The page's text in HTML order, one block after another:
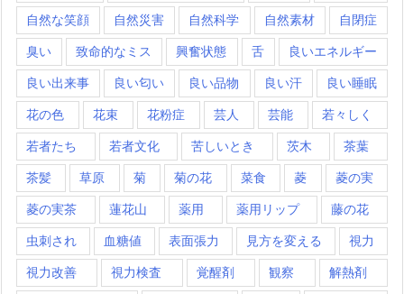
自然な笑顔 自然災害 自然科学 自然素材 自閉症
臭い 致命的なミス 興奮状態 舌 良いエネルギー
良い出来事 良い匂い 良い品物 良い汗 良い睡眠
花の色 花束 花粉症 芸人 芸能 若々しく
若者たち 若者文化 苦しいとき 茨木 茶葉
茶髪 草原 菊 菊の花 菜食 菱 菱の実
菱の実茶 蓮花山 薬用 薬用リップ 藤の花
虫刺され 血糖値 表面張力 見方を変える 視力
視力改善 視力検査 覚醒剤 観察 解熱剤